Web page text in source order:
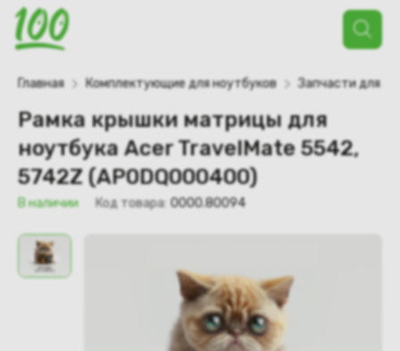
Поиск
товаров
Главная Комплектующие для ноутбуков Запчасти для
Рамка крышки матрицы для
ноутбука Acer TravelMate 5542,
5742Z (AP0DQ000400)
В наличии Код товара: 0000.80094